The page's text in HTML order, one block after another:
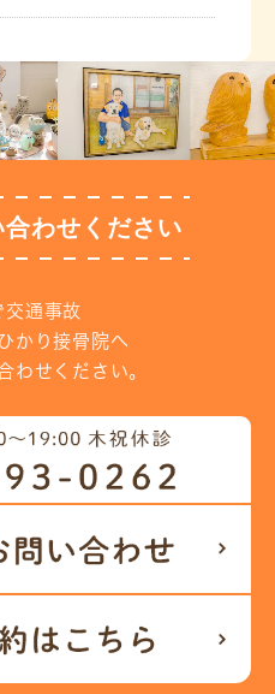
わせください
交通事故
かり接骨院へ
わせください。